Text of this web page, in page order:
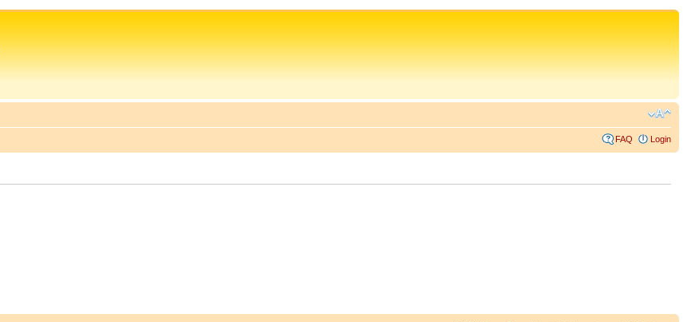
FAQ Login